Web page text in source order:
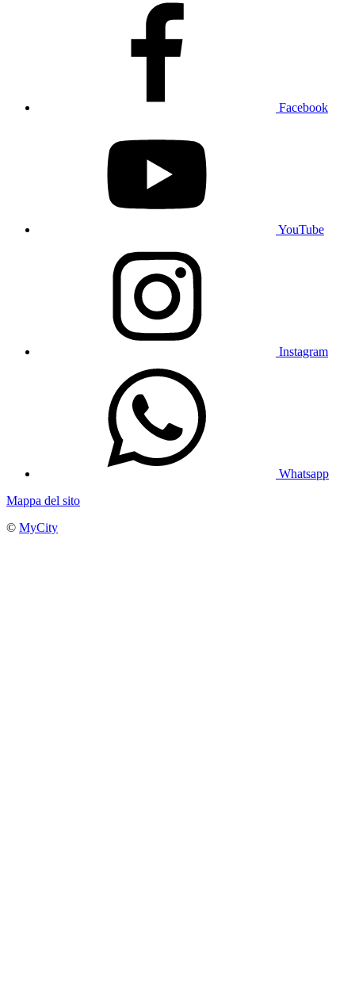
Facebook
YouTube
Instagram
Whatsapp
Mappa del sito
© MyCity